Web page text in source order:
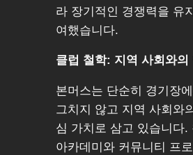
라 장기적인 경쟁력을 유
여했습니다.
클럽 철학: 지역 사회와의
본머스는 단순히 경기장
그치지 않고 지역 사회와
심 가치로 삼고 있습니다.
아카데미와 커뮤니티 프